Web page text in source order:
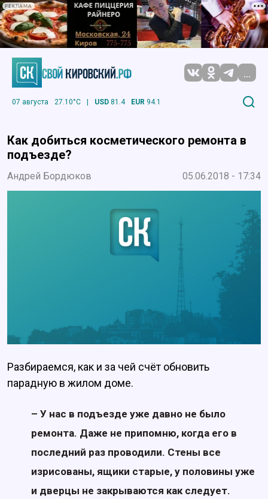
РЕКЛАМА
...
07 августа 27.10°C | USD 81.4 EUR 94.1
Как добиться косметического ремонта в
подъезде?
Андрей Бордюков 05.06.2018 - 17:34
Разбираемся, как и за чей счёт обновить
парадную в жилом доме.
– У нас в подъезде уже давно не было
ремонта. Даже не припомню, когда его в
последний раз проводили. Стены все
изрисованы, ящики старые, у половины уже
и дверцы не закрываются как следует.